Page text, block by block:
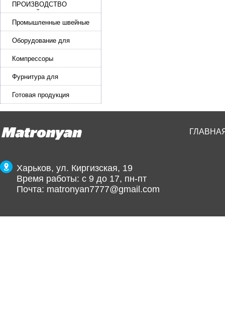
ПРОИЗВОДСТВО
РЕМНЕЙ, СУМОК,
КОЖГАЛАНТЕРЕИ
Промышленные швейные
машины для кожи, обуви
Оборудование для
производства и резки
эластичной ленты и стропы
Компрессоры
Фурнитура для
производства ремней
Готовая продукция
Харьков, ул. Киргизская, 19
Время работы: с 9 до 17, пн-пт
Почта: matronyan7777@gmail.com